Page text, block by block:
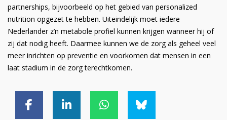
partnerships, bijvoorbeeld op het gebied van personalized
nutrition opgezet te hebben. Uiteindelijk moet iedere
Nederlander z’n metabole profiel kunnen krijgen wanneer hij of
zij dat nodig heeft. Daarmee kunnen we de zorg als geheel veel
meer inrichten op preventie en voorkomen dat mensen in een
laat stadium in de zorg terechtkomen.